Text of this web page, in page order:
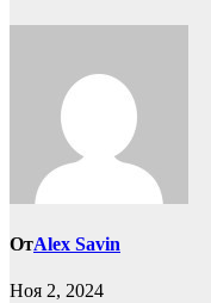
ОтAlex Savin
Ноя 2, 2024